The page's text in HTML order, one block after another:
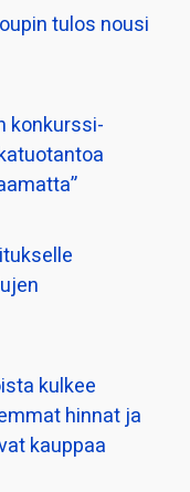
tulos nousi
konkurssi­
kulkee
hinnat ja
kauppaa